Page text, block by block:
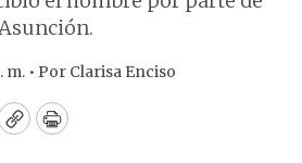
m. • Por Clarisa Enciso
CopyPrint